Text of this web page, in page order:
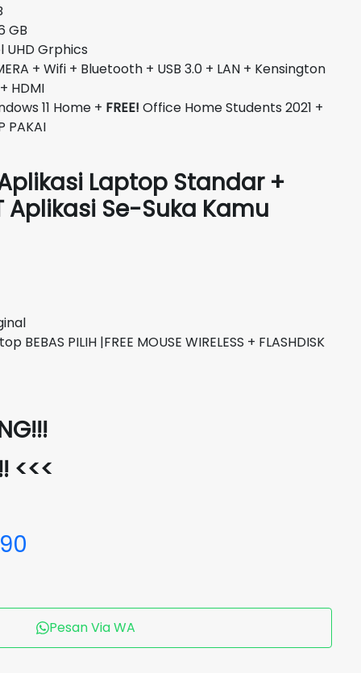
Grphics
+ Wifi + Bluetooth + USB 3.0 + LAN + Kensington
HDMI
11 Home + FREE! Office Home Students 2021 +
PAKAI
Aplikasi Laptop Standar +
Aplikasi Se-Suka Kamu
BEBAS PILIH |FREE MOUSE WIRELESS + FLASHDISK
<<<
Pesan Via WA